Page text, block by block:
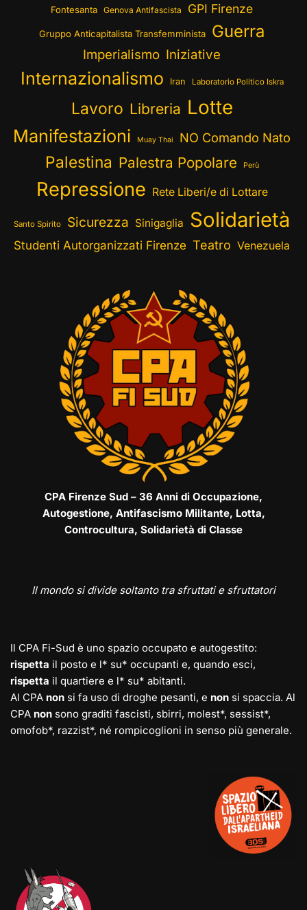
Fontesanta Genova Antifascista GPI Firenze
Gruppo Anticapitalista Transfemminista Guerra
Imperialismo Iniziative
Internazionalismo Iran Laboratorio Politico Iskra
Lavoro Libreria Lotte
Manifestazioni Muay Thai NO Comando Nato
Palestina Palestra Popolare Perù
Repressione Rete Liberi/e di Lottare
Santo Spirito Sicurezza Sinigaglia Solidarietà
Studenti Autorganizzati Firenze Teatro Venezuela
CPA Firenze Sud – 36 Anni di Occupazione,
Autogestione, Antifascismo Militante, Lotta,
Controcultura, Solidarietà di Classe
Il mondo si divide soltanto tra sfruttati e sfruttatori
Il CPA Fi-Sud è uno spazio occupato e autogestito:
rispetta il posto e l* su* occupanti e, quando esci,
rispetta il quartiere e l* su* abitanti.
Al CPA non si fa uso di droghe pesanti, e non si spaccia. Al
CPA non sono graditi fascisti, sbirri, molest*, sessist*,
omofob*, razzist*, né rompicoglioni in senso più generale.